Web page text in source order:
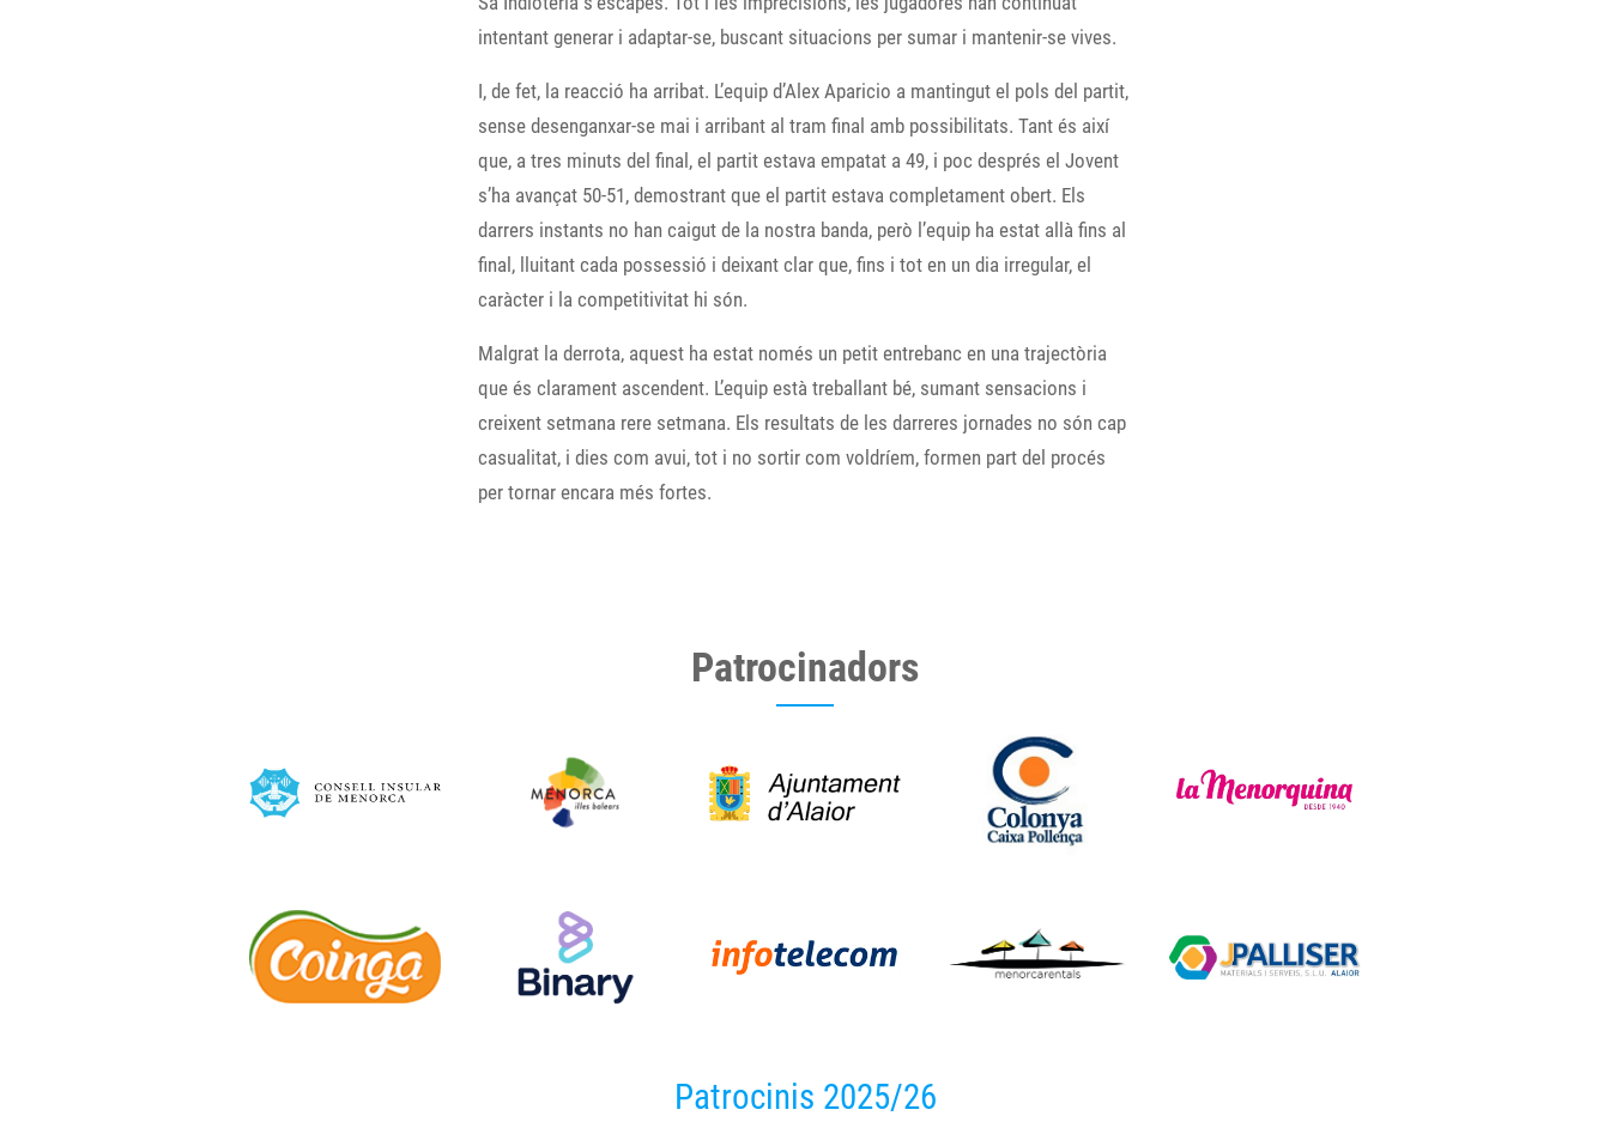
intentant generar i adaptar-se, buscant situacions per sumar i mantenir-se vives.
I, de fet, la reacció ha arribat. L’equip d’Alex Aparicio a mantingut el pols del partit,
sense desenganxar-se mai i arribant al tram final amb possibilitats. Tant és així
que, a tres minuts del final, el partit estava empatat a 49, i poc després el Jovent
s’ha avançat 50-51, demostrant que el partit estava completament obert. Els
darrers instants no han caigut de la nostra banda, però l’equip ha estat allà fins al
final, lluitant cada possessió i deixant clar que, fins i tot en un dia irregular, el
caràcter i la competitivitat hi són.
Malgrat la derrota, aquest ha estat només un petit entrebanc en una trajectòria
que és clarament ascendent. L’equip està treballant bé, sumant sensacions i
creixent setmana rere setmana. Els resultats de les darreres jornades no són cap
casualitat, i dies com avui, tot i no sortir com voldríem, formen part del procés
per tornar encara més fortes.
Patrocinadors
Patrocinis 2025/26